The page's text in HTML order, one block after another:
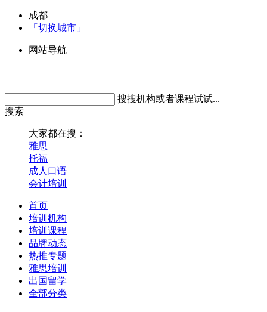
成都
「切换城市」
网站导航
搜搜机构或者课程试试...
搜索
大家都在搜：
雅思
托福
成人口语
会计培训
首页
培训机构
培训课程
品牌动态
热推专题
雅思培训
出国留学
全部分类